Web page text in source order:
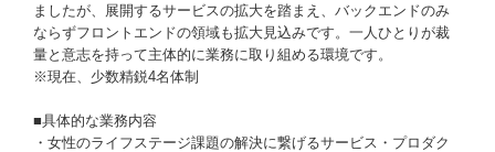
ましたが、展開するサービスの拡大を踏まえ、バックエンドのみ
ならずフロントエンドの領域も拡大見込みです。一人ひとりが裁
量と意志を持って主体的に業務に取り組める環境です。
※現在、少数精鋭4名体制
■具体的な業務内容
・女性のライフステージ課題の解決に繋げるサービス・プロダク